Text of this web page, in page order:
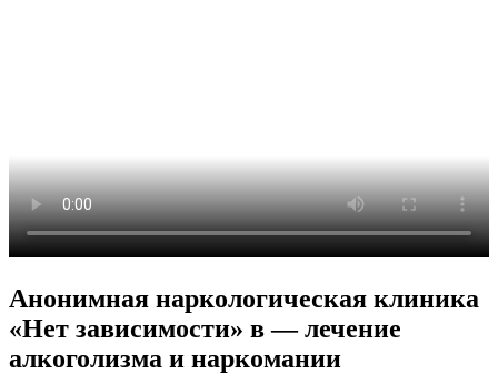
Анонимная наркологическая клиника
«Нет зависимости» в — лечение
алкоголизма и наркомании